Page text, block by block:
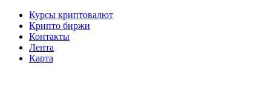
Курсы криптовалют
Крипто биржи
Контакты
Лента
Карта